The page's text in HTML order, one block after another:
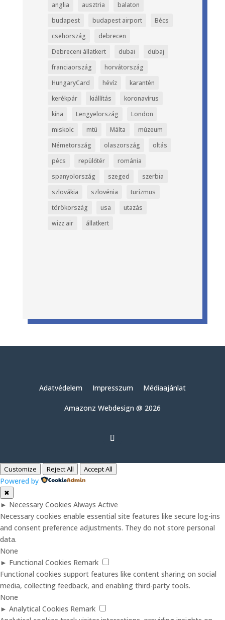
anglia
ausztria
balaton
budapest
budapest airport
Bécs
csehország
debrecen
Debreceni állatkert
dubai
dubaj
franciaország
horvátország
HungaryCard
hévíz
karantén
kerékpár
kiállítás
koronavírus
kína
Lengyelország
London
miskolc
mtü Málta
múzeum
Németország
olaszország
oltás
pécs
repülőtér
románia
spanyolország
szeged
szerbia
szlovákia
szlovénia
turizmus
törökország
usa
utazás
wizz air
állatkert
Adatvédelem Impresszum Médiaajánlat
Amazonz Webdesign @ 2026
Customize Reject All Accept All
Powered by
✖
► Necessary Cookies Always Active
Necessary cookies enable essential site features like secure log-ins
and consent preference adjustments. They do not store personal
data.
None
► Functional Cookies Remark
Functional cookies support features like content sharing on social
media, collecting feedback, and enabling third-party tools.
None
► Analytical Cookies Remark